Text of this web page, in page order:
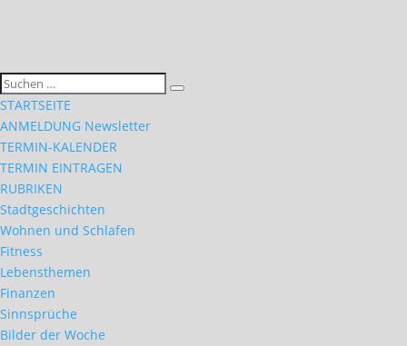
STARTSEITE
ANMELDUNG Newsletter
TERMIN-KALENDER
TERMIN EINTRAGEN
RUBRIKEN
Stadtgeschichten
Wohnen und Schlafen
Fitness
Lebensthemen
Finanzen
Sinnsprüche
Bilder der Woche